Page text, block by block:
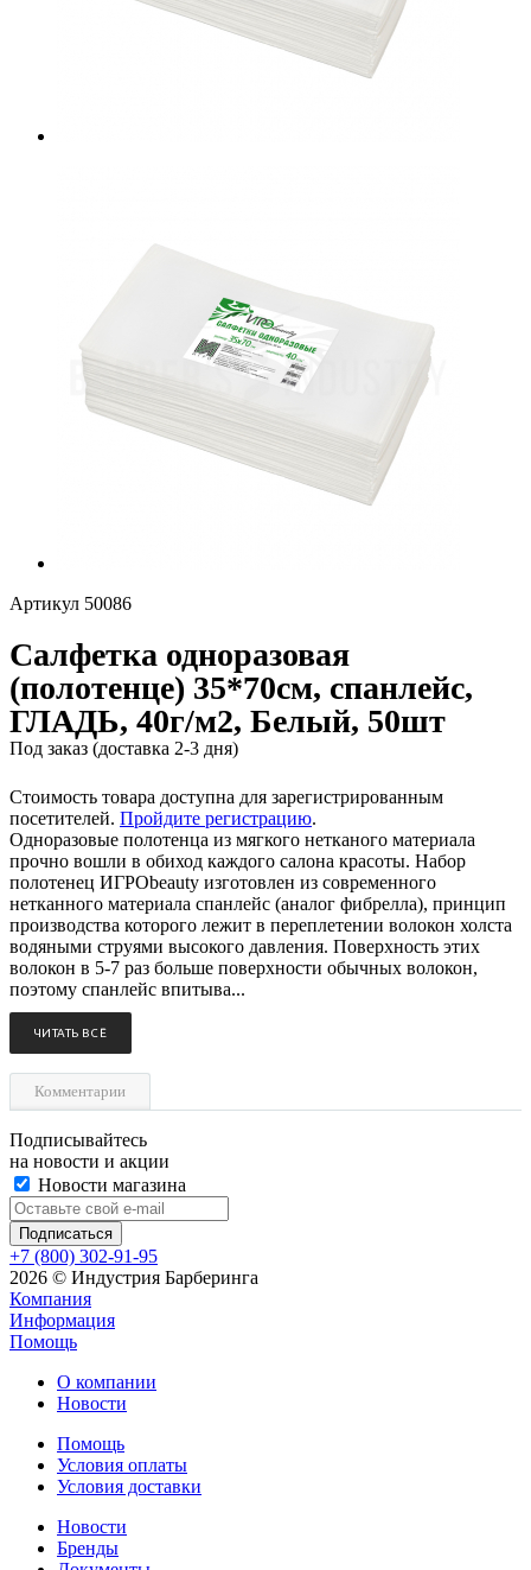
Артикул 50086
Салфетка одноразовая
(полотенце) 35*70см, спанлейс,
ГЛАДЬ, 40г/м2, Белый, 50шт
Под заказ (доставка 2-3 дня)
Стоимость товара доступна для зарегистрированным
посетителей. Пройдите регистрацию.
Одноразовые полотенца из мягкого нетканого материала
прочно вошли в обиход каждого салона красоты. Набор
полотенец ИГРОbeauty изготовлен из современного
нетканного материала спанлейс (аналог фибрелла), принцип
производства которого лежит в переплетении волокон холста
водяными струями высокого давления. Поверхность этих
волокон в 5-7 раз больше поверхности обычных волокон,
поэтому спанлейс впитыва...
ЧИТАТЬ ВСЁ
Комментарии
Подписывайтесь
на новости и акции
Новости магазина
+7 (800) 302-91-95
2026 © Индустрия Барберинга
Компания
Информация
Помощь
О компании
Новости
Помощь
Условия оплаты
Условия доставки
Новости
Бренды